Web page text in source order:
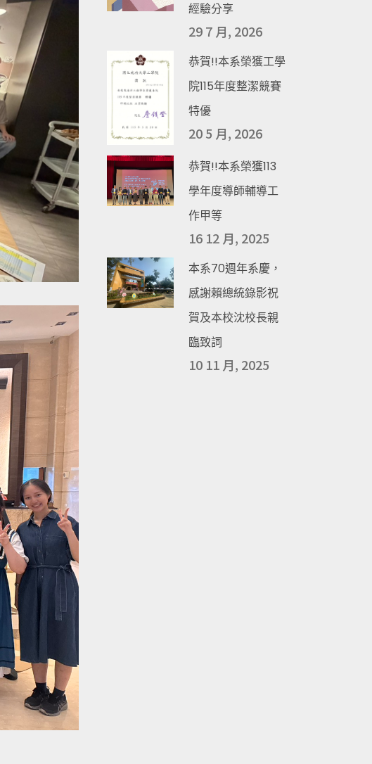
經驗分享
29 7 月, 2026
恭賀!!本系榮獲工學
院115年度整潔競賽
特優
20 5 月, 2026
恭賀!!本系榮獲113
學年度導師輔導工
作甲等
16 12 月, 2025
本系70週年系慶，
感謝賴總統錄影祝
賀及本校沈校長親
臨致詞
10 11 月, 2025